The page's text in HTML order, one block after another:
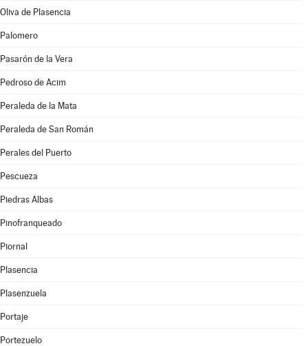
Oliva de Plasencia
Palomero
Pasarón de la Vera
Pedroso de Acim
Peraleda de la Mata
Peraleda de San Román
Perales del Puerto
Pescueza
Piedras Albas
Pinofranqueado
Piornal
Plasencia
Plasenzuela
Portaje
Portezuelo